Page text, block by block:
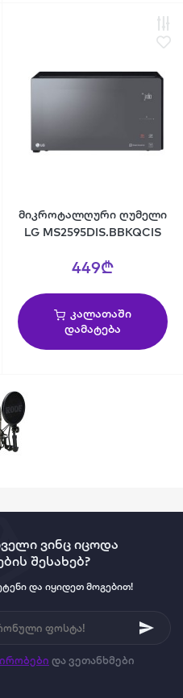
მიკროტალღური ღუმელი
LG MS2595DIS.BBKQCIS
449₾
კალათაში
დამატება
ვინც იცოდა
შესახებ?
და იყიდეთ მოგებით!
და ვეთანხმები